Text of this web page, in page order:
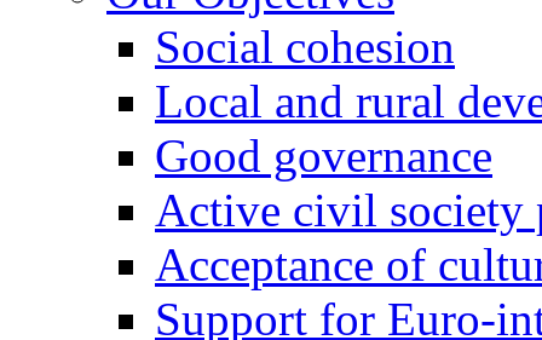
Social cohesion
Local and rural
Good governance
Active civil society
Acceptance of
Support for Euro-